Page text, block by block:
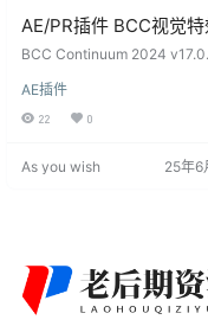
AE/PR插件 BCC视觉特
转场Continuum 2024
BCC Continuum 2024
式工具 欢迎了解 Continuum
这是一个强大而全面的一站式
效果、40多个转场和5000多
AE插件
22 0
As you wish 25年6